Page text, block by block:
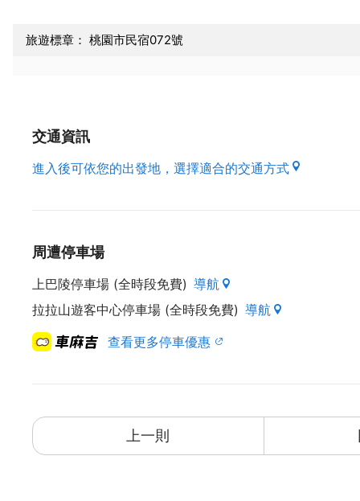
旅遊標章： 桃園市民宿072號
交通資訊
進入後可依您的出發地，選擇適合的交通方式
周遭停車場
上巴陵停車場 (全時段免費) 導航
拉拉山遊客中心停車場 (全時段免費) 導航
查看更多停車優惠
上一則